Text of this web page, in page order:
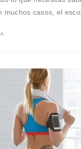
muchos casos, el